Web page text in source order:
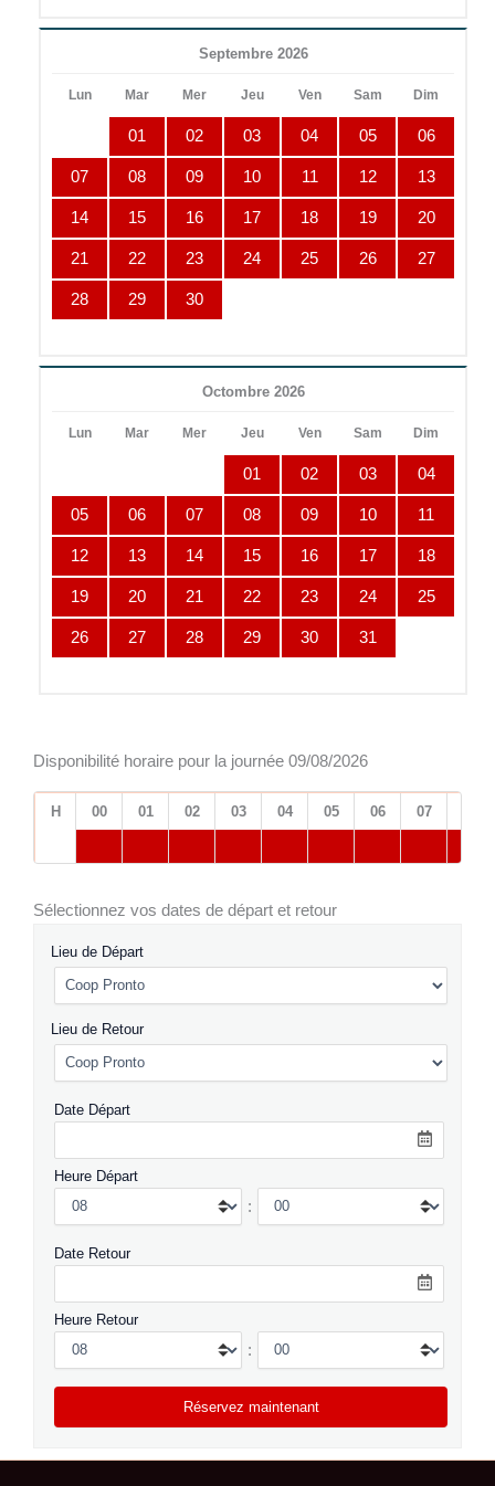
Septembre 2026
Lun Mar Mer Jeu Ven Sam Dim
01 02 03 04 05 06
07 08 09 10 11 12 13
14 15 16 17 18 19 20
21 22 23 24 25 26 27
28 29 30
Octombre 2026
Lun Mar Mer Jeu Ven Sam Dim
01 02 03 04
05 06 07 08 09 10 11
12 13 14 15 16 17 18
19 20 21 22 23 24 25
26 27 28 29 30 31
Disponibilité horaire pour la journée 09/08/2026
H 00 01 02 03 04 05 06 07
Sélectionnez vos dates de départ et retour
Lieu de Départ
Lieu de Retour
Date Départ
Heure Départ
:
Date Retour
Heure Retour
: